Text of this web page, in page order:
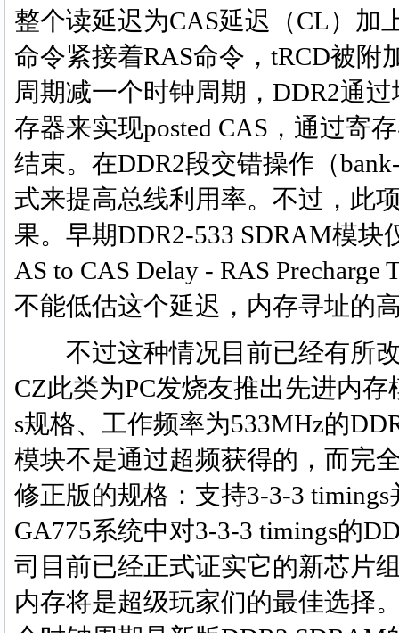
整个读延迟为CAS延迟（CL）加
命令紧接着RAS命令，tRCD被附
周期减一个时钟周期，DDR2通
存器来实现posted CAS，通过寄
结束。在DDR2段交错操作（
式来提高总线利用率。不过，此
果。早期DDR2-533 SDRAM模块
AS to CAS Delay - RAS
不能低估这个延迟，内存寻址的
不过这种情况目前已经有所改
CZ此类为PC发烧友推出先进内
s规格、工作频率为533MHz的
模块不是通过超频获得的，而完
修正版的规格：支持3-3-3
GA775系统中对3-3-3 timings的
司目前已经正式证实它的新芯片
内存将是超级玩家们的最佳选择